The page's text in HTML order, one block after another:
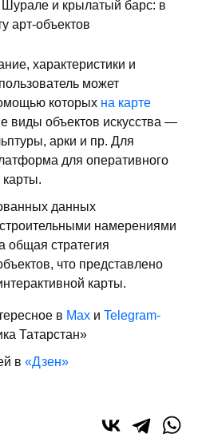
характеристики и
может
которых на карте
виды объектов искусства —
арки и пр. Для
для оперативного
данных
намерениями
общая стратегия
что представлено
карты.
в Max и Telegram-
Татарстан»
в «Дзен»